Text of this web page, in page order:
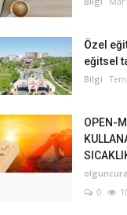
Özel
eğitsel
Bilgi
OPEN-
0